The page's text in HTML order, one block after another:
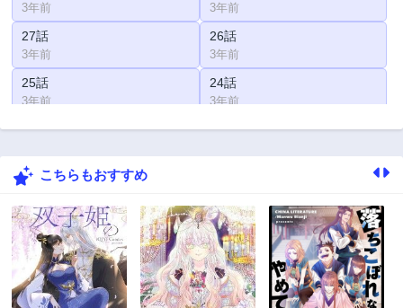
3年前 3年前
27話
3年前
26話
3年前
25話
3年前
24話
3年前
23話 22話
21話
19話
3年前
18話
3年前
17話
3年前
16話
3年前
こちらもおすすめ